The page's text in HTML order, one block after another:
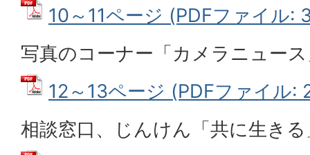
10～11ページ (PDFファイル:
写真のコーナー「カメラニュー
12～13ページ (PDFファイル:
相談窓口、じんけん「共に生き